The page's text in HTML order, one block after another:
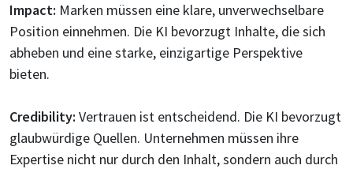
Impact: Marken müssen eine klare, unverwechselbare
Position einnehmen. Die KI bevorzugt Inhalte, die sich
abheben und eine starke, einzigartige Perspektive
bieten.
Credibility: Vertrauen ist entscheidend. Die KI bevorzugt
glaubwürdige Quellen. Unternehmen müssen ihre
Expertise nicht nur durch den Inhalt, sondern auch durch